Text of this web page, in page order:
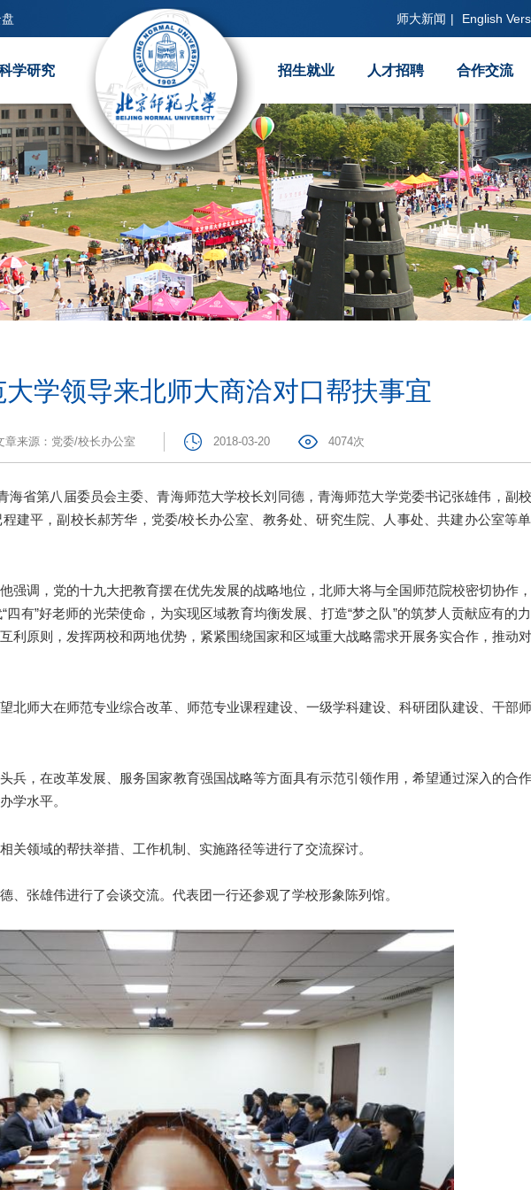
师大新闻 | English
学研究 招生就业 人才招聘 合作交流
学领导来北师大商洽对口帮扶事宜
章来源：党委/校长办公室 2018-03-20 4074次
海省第八届委员会主委、青海师范大学校长刘同德，青海师范大学党委书记张雄伟，副
建平，副校长郝芳华，党委/校长办公室、教务处、研究生院、人事处、共建办公室等
强调，党的十九大把教育摆在优先发展的战略地位，北师大将与全国师范院校密切协作
有”好老师的光荣使命，为实现区域教育均衡发展、打造“梦之队”的筑梦人贡献应有的
利原则，发挥两校和两地优势，紧紧围绕国家和区域重大战略需求开展务实合作，推动
北师大在师范专业综合改革、师范专业课程建设、一级学科建设、科研团队建设、干部
兵，在改革发展、服务国家教育强国战略等方面具有示范引领作用，希望通过深入的合
学水平。
关领域的帮扶举措、工作机制、实施路径等进行了交流探讨。
、张雄伟进行了会谈交流。代表团一行还参观了学校形象陈列馆。